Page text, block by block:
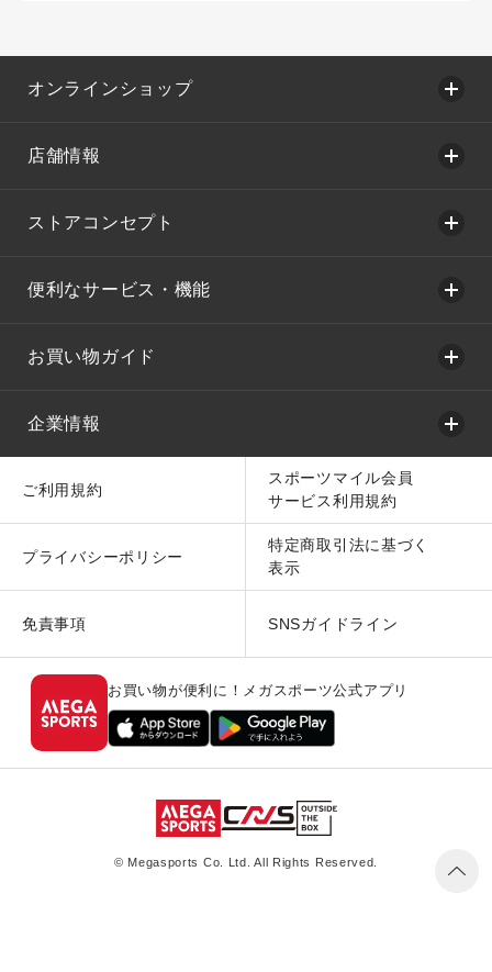
オンラインショップ
店舗情報
ストアコンセプト
便利なサービス・機能
お買い物ガイド
企業情報
ご利用規約
スポーツマイル会員
サービス利用規約
プライバシーポリシー
特定商取引法に基づく
表示
免責事項 SNSガイドライン
お買い物が便利に！メガスポーツ公式アプリ
© Megasports Co. Ltd. All Rights Reserved.